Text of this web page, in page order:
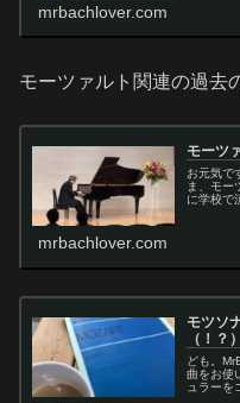
mrbachlover.com
モーツァルト関連の過去
モーツ
お元気で
ま、モー
に学校で
mrbachlover.com
モツソ
（！？）
ども。
曲をお使
ュラーを